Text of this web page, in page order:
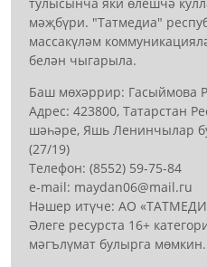
мәҗбүри. "Татмедиа"
массакүләм
белән чыгарыла.
Баш мөхәррир: Гасыймова
Адрес: 423800, Татарстан
шәһәре, Яшь Ленинчылар
(27/19)
Телефон: (8552) 59-75-84
е-mail: mауdаn06@mail.гu
Нәшер итүче: АО
Әлеге ресурста 16+
мәгълүмат булырга мөмкин.